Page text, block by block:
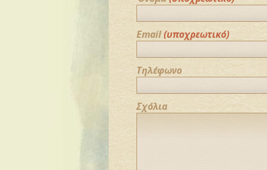
Email(υποχρεωτικό)
Τηλέφωνο
Σχόλια